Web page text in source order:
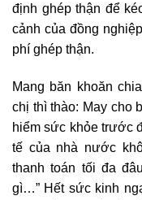
định ghép thận để
cảnh của đồng
phí ghép thận.
Mang băn khoăn
chị thì thào: May cho
hiểm sức khỏe trước
tế của nhà nước
thanh toán tối đa
gì…” Hết sức kinh